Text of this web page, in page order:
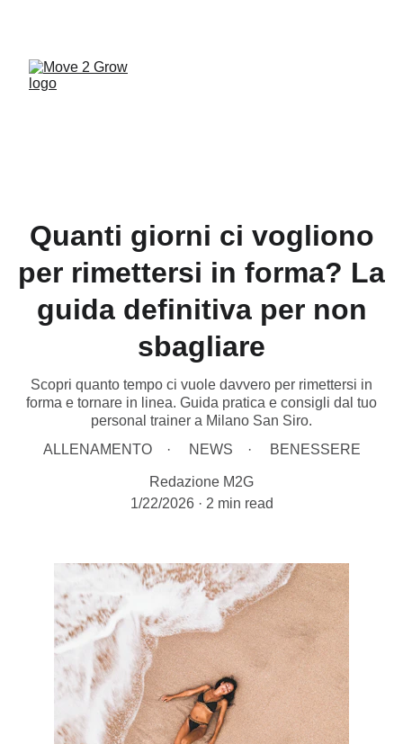
Quanti giorni ci vogliono
per rimettersi in forma? La
guida definitiva per non
sbagliare
Scopri quanto tempo ci vuole davvero per rimettersi in
forma e tornare in linea. Guida pratica e consigli dal tuo
personal trainer a Milano San Siro.
ALLENAMENTO
NEWS BENESSERE
Redazione M2G
1/22/2026
2 min read